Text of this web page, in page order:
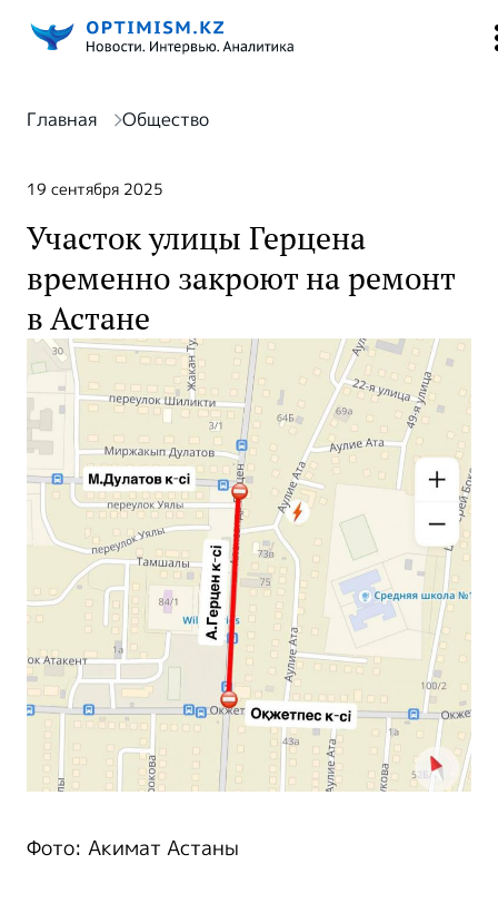
Главная Общество
19 сентября 2025
Участок улицы Герцена
временно закроют на ремонт
в Астане
Фото: Акимат Астаны